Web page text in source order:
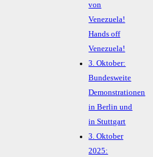
von
Venezuela!
Hands off
Venezuela!
3. Oktober:
Bundesweite
Demonstrationen
in Berlin und
in Stuttgart
3. Oktober
2025: